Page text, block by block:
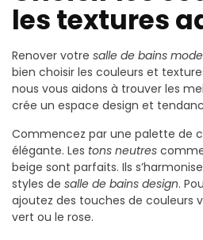
les textures
Renover votre salle de bains
bien choisir les couleurs et
nous vous aidons à trouver les
crée un espace design et
Commencez par une palette de
élégante. Les tons neutres
beige sont parfaits. Ils
styles de salle de bains design.
ajoutez des touches de couleurs
vert ou le rose.